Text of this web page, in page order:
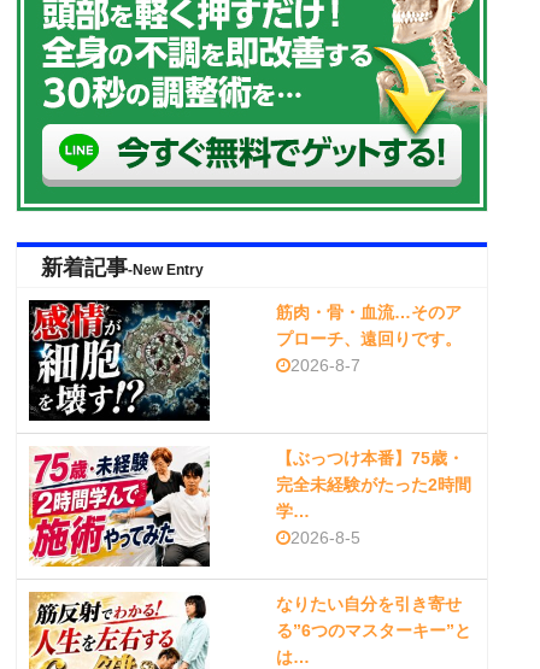
新着記事-New Entry
筋肉・骨・血流…そのア
プローチ、遠回りです。
2026-8-7
【ぶっつけ本番】75歳・
完全未経験がたった2時間
学…
2026-8-5
なりたい自分を引き寄せ
る”6つのマスターキー”と
は…